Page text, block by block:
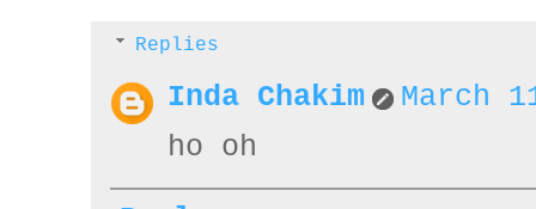
Replies
Inda Chakim
March
ho oh